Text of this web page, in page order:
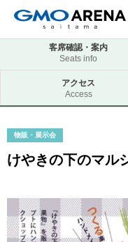
客席確認・案内
Seats info
アクセス
Access
物販・展示会
けやきの下のマル